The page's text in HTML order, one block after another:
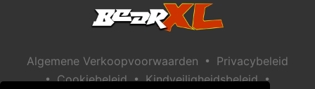
Algemene Verkoopvoorwaarden • Privacybeleid
• Cookiebeleid • Kindveiligheidsbeleid •